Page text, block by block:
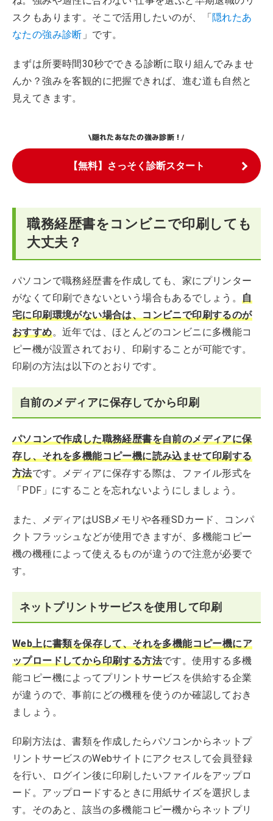
スクもあります。そこで活用したいのが、「隠れたあ
なたの強み診断 」です。
まずは所要時間30秒でできる診断に取り組んでみませ
んか？強みを客観的に把握できれば、進む道も自然と
見えてきます。
\隠れたあなたの強み診断！/
【無料】さっそく診断スタート
職務経歴書をコンビニで印刷しても
大丈夫？
パソコンで職務経歴書を作成しても、家にプリンター
がなくて印刷できないという場合もあるでしょう。自
宅に印刷環境がない場合は、コンビニで印刷するのが
おすすめ。近年では、ほとんどのコンビニに多機能コ
ピー機が設置されており、印刷することが可能です。
印刷の方法は以下のとおりです。
自前のメディアに保存してから印刷
パソコンで作成した職務経歴書を自前のメディアに保
存し、それを多機能コピー機に読み込ませて印刷する
方法です。メディアに保存する際は、ファイル形式を
「PDF」にすることを忘れないようにしましょう。
また、メディアはUSBメモリや各種SDカード、コンパ
クトフラッシュなどが使用できますが、多機能コピー
機の機種によって使えるものが違うので注意が必要で
す。
ネットプリントサービスを使用して印刷
Web上に書類を保存して、それを多機能コピー機にア
ップロードしてから印刷する方法です。使用する多機
能コピー機によってプリントサービスを供給する企業
が違うので、事前にどの機種を使うのか確認しておき
ましょう。
印刷方法は、書類を作成したらパソコンからネットプ
リントサービスのWebサイトにアクセスして会員登録
を行い、ログイン後に印刷したいファイルをアップロ
ード。アップロードするときに用紙サイズを選択しま
す。そのあと、該当の多機能コピー機からネットプリ